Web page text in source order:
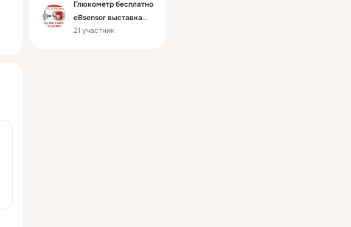
Глюкометр бесплатно
eBsensor выставка
Ставрополь
21 участник